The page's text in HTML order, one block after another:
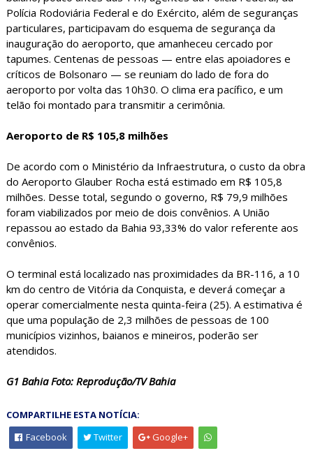
Polícia Rodoviária Federal e do Exército, além de seguranças
particulares, participavam do esquema de segurança da
inauguração do aeroporto, que amanheceu cercado por
tapumes. Centenas de pessoas — entre elas apoiadores e
críticos de Bolsonaro — se reuniam do lado de fora do
aeroporto por volta das 10h30. O clima era pacífico, e um
telão foi montado para transmitir a cerimônia.
Aeroporto de R$ 105,8 milhões
De acordo com o Ministério da Infraestrutura, o custo da obra
do Aeroporto Glauber Rocha está estimado em R$ 105,8
milhões. Desse total, segundo o governo, R$ 79,9 milhões
foram viabilizados por meio de dois convênios. A União
repassou ao estado da Bahia 93,33% do valor referente aos
convênios.
O terminal está localizado nas proximidades da BR-116, a 10
km do centro de Vitória da Conquista, e deverá começar a
operar comercialmente nesta quinta-feira (25). A estimativa é
que uma população de 2,3 milhões de pessoas de 100
municípios vizinhos, baianos e mineiros, poderão ser
atendidos.
G1 Bahia Foto: Reprodução/TV Bahia
COMPARTILHE ESTA NOTÍCIA:
Facebook
Twitter Google+